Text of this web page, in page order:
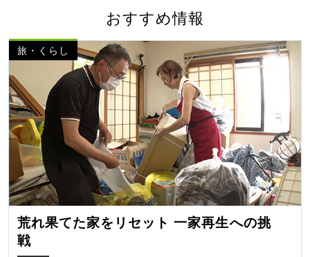
おすすめ情報
旅・くらし
荒れ果てた家をリセット 一家再生への挑
戦